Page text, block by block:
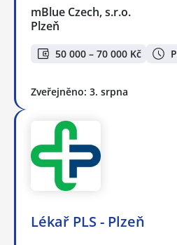
mBlue Czech, s.r.o.
Plzeň
50 000 – 70 000 Kč
Zveřejněno: 3. srpna
Lékař PLS - Plzeň